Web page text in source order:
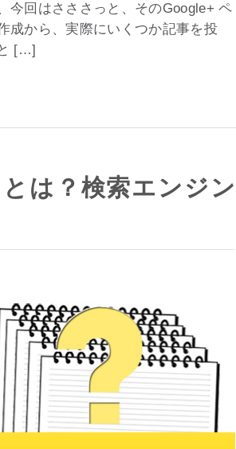
今回はさささっと、そのGoogle+ ペ
成から、実際にいくつか記事を投
[…]
は？検索エンジン